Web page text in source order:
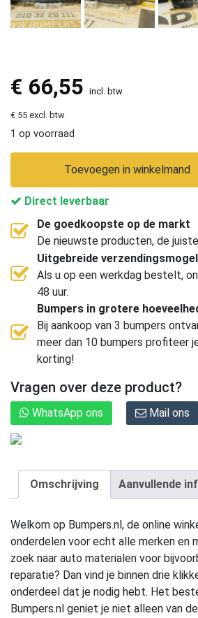
€ 66,55 incl. btw
€ 55 excl. btw
1 op voorraad
Toevoegen in winkelmand
Direct leverbaar
De goedkoopste op de markt
De nieuwste producten, de
Uitgebreide
Als u op een werkdag bestelt,
48 uur.
Bumpers in grotere
Bij aankoop van 3 bumpers
meer dan 10 bumpers profiteer
korting!
Vragen over deze product?
WhatsApp ons Mail ons
Omschrijving Aanvullende
Welkom op Bumpers.nl, de online
onderdelen voor echt alle merken en
zoek naar auto materialen voor
reparatie? Dan vind je binnen drie
onderdeel dat je nodig hebt. Het
Bumpers.nl geniet je niet alleen van